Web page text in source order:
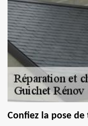
Confiez la pose